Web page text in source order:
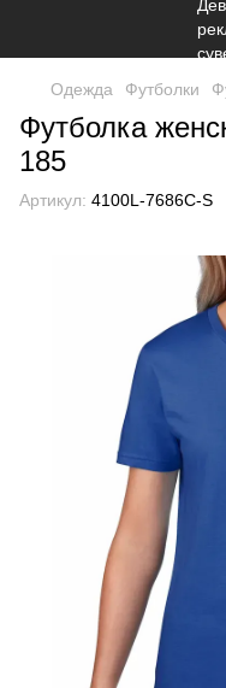
Одежда Футболки
Футболка
185
Артикул: 4100L-7686C-S